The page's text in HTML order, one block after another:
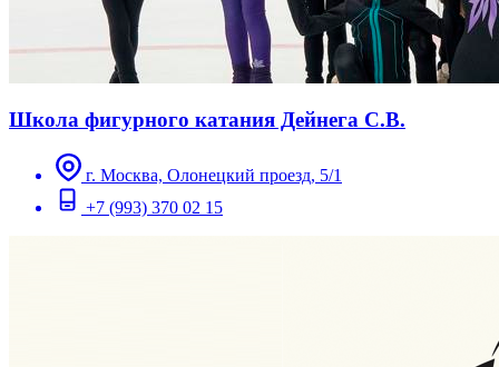
Школа фигурного катания Дейнега С.В.
г. Москва, Олонецкий проезд, 5/1
+7 (993) 370 02 15